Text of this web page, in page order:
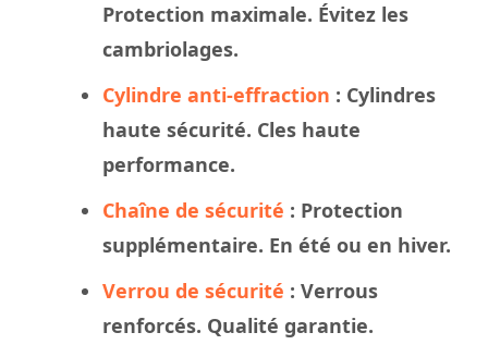
Protection maximale. Évitez les
cambriolages.
Cylindre anti-effraction : Cylindres
haute sécurité. Cles haute
performance.
Chaîne de sécurité : Protection
supplémentaire. En été ou en hiver.
Verrou de sécurité : Verrous
renforcés. Qualité garantie.